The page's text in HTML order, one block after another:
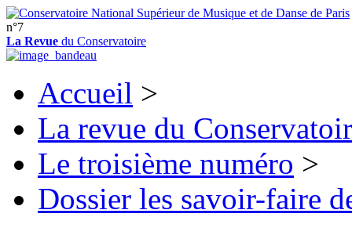
n°7
La Revue du Conservatoire
Accueil >
La revue du
Le troisième numéro >
Dossier les savoir-faire